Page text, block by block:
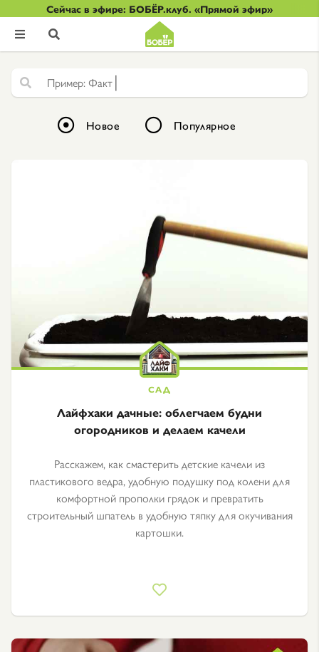
Сейчас в эфире: БОБЁР.клуб. «Прямой эфир»
 
Факт
Новое Популярное
Лайфхаки дачные: облегчаем будни
огородников и делаем качели
Расскажем, как смастерить детские качели из
пластикового ведра, удобную подушку под колени для
комфортной прополки грядок и превратить
строительный шпатель в удобную тяпку для окучивания
картошки.